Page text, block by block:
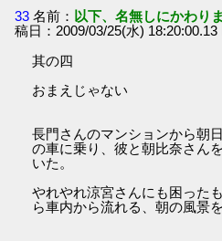
33 名前： 以下、名無しにかわり
稿日：2009/03/25(水)
其の四
おまえじゃない
長門さんのマンションから朝
の車に乗り、彼と朝比奈さん
いた。
やれやれ涼宮さんにも困っ
ら車内から流れる、朝の風景